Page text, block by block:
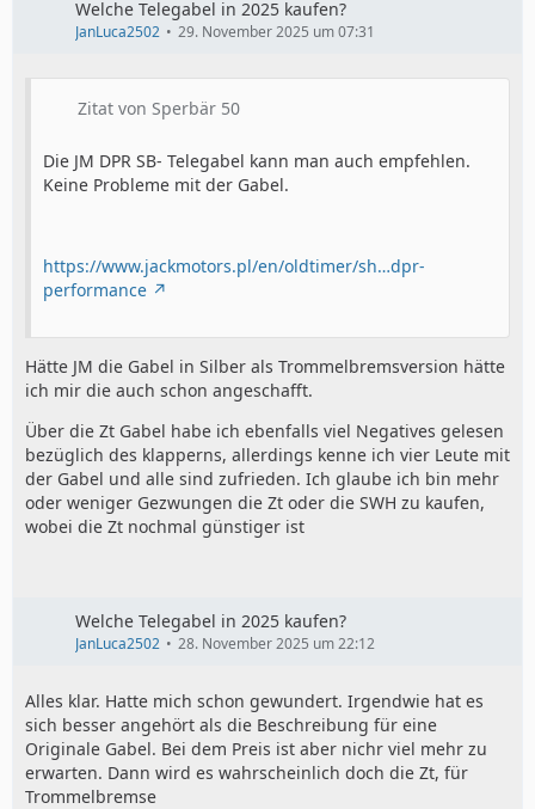
Welche Telegabel in 2025 kaufen?
JanLuca2502 29. November 2025 um 07:31
Zitat von Sperbär 50
Die JM DPR SB- Telegabel kann man auch empfehlen.
Keine Probleme mit der Gabel.
https://www.jackmotors.pl/en/oldtimer/sh…dpr-
performance
Hätte JM die Gabel in Silber als Trommelbremsversion hätte
ich mir die auch schon angeschafft.
Über die Zt Gabel habe ich ebenfalls viel Negatives gelesen
bezüglich des klapperns, allerdings kenne ich vier Leute mit
der Gabel und alle sind zufrieden. Ich glaube ich bin mehr
oder weniger Gezwungen die Zt oder die SWH zu kaufen,
wobei die Zt nochmal günstiger ist
Welche Telegabel in 2025 kaufen?
JanLuca2502 28. November 2025 um 22:12
Alles klar. Hatte mich schon gewundert. Irgendwie hat es
sich besser angehört als die Beschreibung für eine
Originale Gabel. Bei dem Preis ist aber nichr viel mehr zu
erwarten. Dann wird es wahrscheinlich doch die Zt, für
Trommelbremse